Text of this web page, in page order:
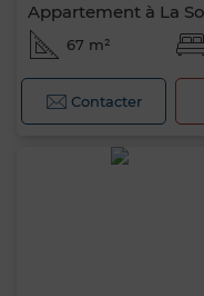
Appartement à La
67 m²
Contacter